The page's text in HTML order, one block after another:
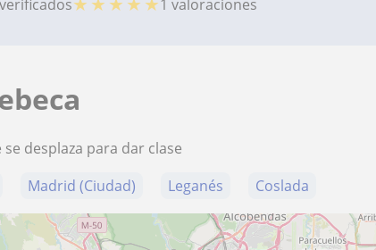
1 valoraciones
desplaza para dar clase
Madrid (Ciudad) Leganés Coslada